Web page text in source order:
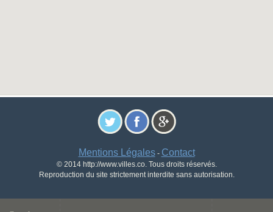
Mentions Légales- Contact
© 2014 http://www.villes.co. Tous droits réservés.
Reproduction du site strictement interdite sans autorisation.